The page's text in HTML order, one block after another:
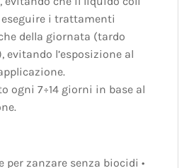
i trattamenti
della giornata (tardo
evitando l’esposizione al
ogni 7÷14 giorni in base al
per zanzare senza biocidi •